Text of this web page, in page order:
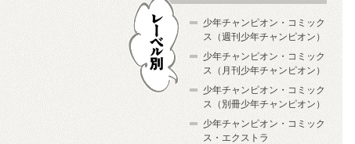
少年チャンピオン・コミック
ス（週刊少年チャンピオン）
少年チャンピオン・コミック
ス（月刊少年チャンピオン）
少年チャンピオン・コミック
ス（別冊少年チャンピオン）
少年チャンピオン・コミック
ス・エクストラ